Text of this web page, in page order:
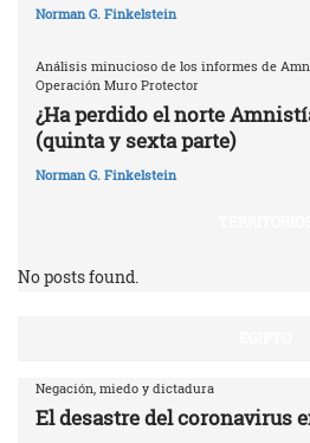
Norman G. Finkelstein
Análisis minucioso de los informes de
Operación Muro Protector
¿Ha perdido el norte
(quinta y sexta parte)
Norman G. Finkelstein
No posts found.
Negación, miedo y dictadura
El desastre del coronavirus